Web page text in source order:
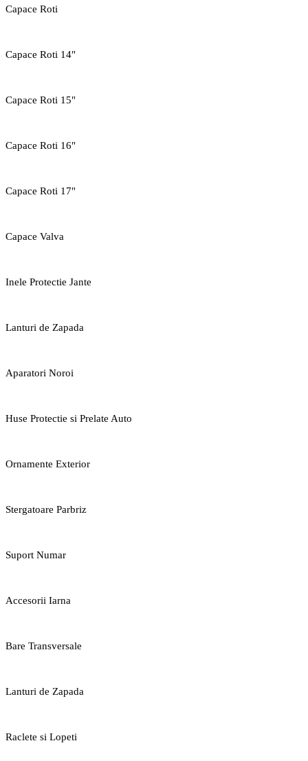
Capace Roti
Capace Roti 14"
Capace Roti 15"
Capace Roti 16"
Capace Roti 17"
Capace Valva
Inele Protectie Jante
Lanturi de Zapada
Aparatori Noroi
Huse Protectie si Prelate Auto
Ornamente Exterior
Stergatoare Parbriz
Suport Numar
Accesorii Iarna
Bare Transversale
Lanturi de Zapada
Raclete si Lopeti